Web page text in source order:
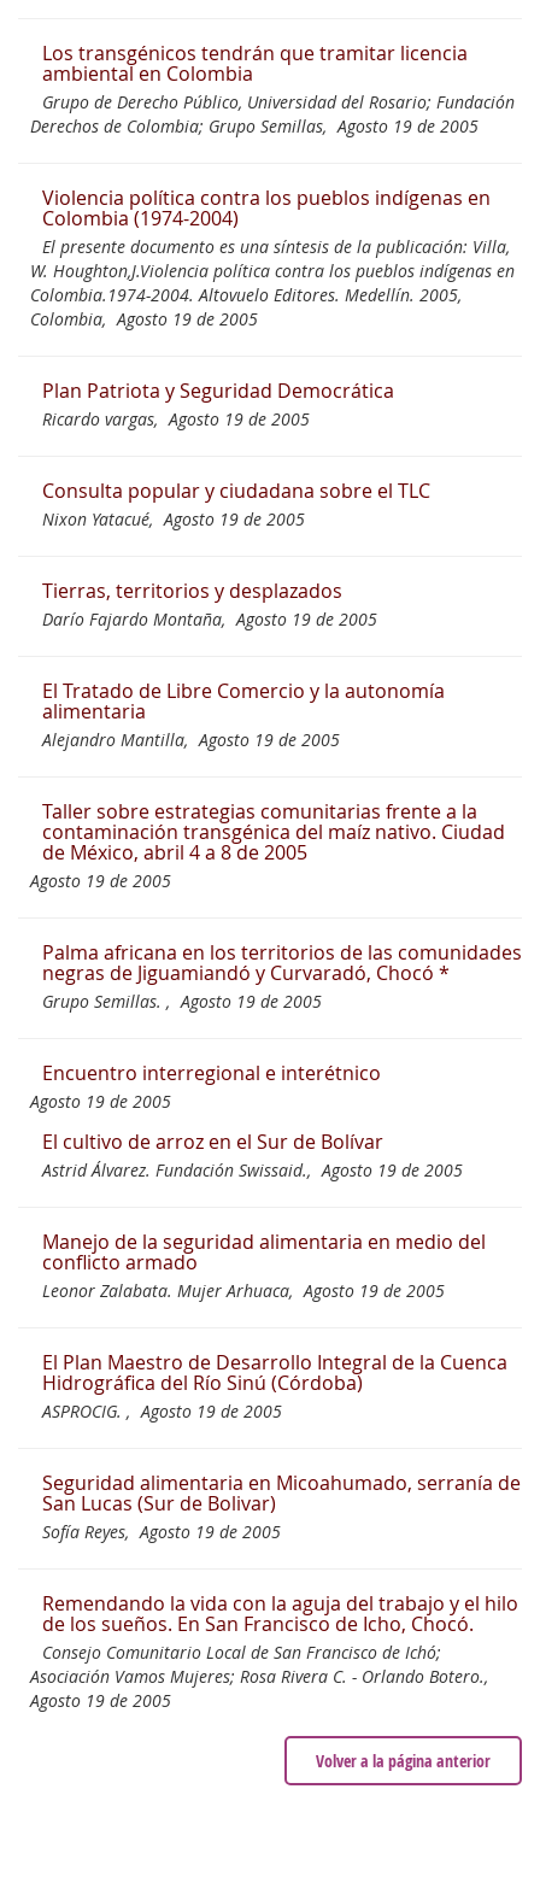
Los transgénicos tendrán que tramitar licencia
ambiental en Colombia
Grupo de Derecho Público, Universidad del Rosario; Fundación
Derechos de Colombia; Grupo Semillas, Agosto 19 de 2005
Violencia política contra los pueblos indígenas en
Colombia (1974-2004)
El presente documento es una síntesis de la publicación: Villa,
W. Houghton,J.Violencia política contra los pueblos indígenas en
Colombia.1974-2004. Altovuelo Editores. Medellín. 2005,
Colombia, Agosto 19 de 2005
Plan Patriota y Seguridad Democrática
Ricardo vargas, Agosto 19 de 2005
Consulta popular y ciudadana sobre el TLC
Nixon Yatacué, Agosto 19 de 2005
Tierras, territorios y desplazados
Darío Fajardo Montaña, Agosto 19 de 2005
El Tratado de Libre Comercio y la autonomía
alimentaria
Alejandro Mantilla, Agosto 19 de 2005
Taller sobre estrategias comunitarias frente a la
contaminación transgénica del maíz nativo. Ciudad
de México, abril 4 a 8 de 2005
Agosto 19 de 2005
Palma africana en los territorios de las comunidades
negras de Jiguamiandó y Curvaradó, Chocó *
Grupo Semillas. , Agosto 19 de 2005
Encuentro interregional e interétnico
Agosto 19 de 2005
El cultivo de arroz en el Sur de Bolívar
Astrid Álvarez. Fundación Swissaid., Agosto 19 de 2005
Manejo de la seguridad alimentaria en medio del
conflicto armado
Leonor Zalabata. Mujer Arhuaca, Agosto 19 de 2005
El Plan Maestro de Desarrollo Integral de la Cuenca
Hidrográfica del Río Sinú (Córdoba)
ASPROCIG. , Agosto 19 de 2005
Seguridad alimentaria en Micoahumado, serranía de
San Lucas (Sur de Bolivar)
Sofía Reyes, Agosto 19 de 2005
Remendando la vida con la aguja del trabajo y el hilo
de los sueños. En San Francisco de Icho, Chocó.
Consejo Comunitario Local de San Francisco de Ichó;
Asociación Vamos Mujeres; Rosa Rivera C. - Orlando Botero.,
Agosto 19 de 2005
Volver a la página anterior